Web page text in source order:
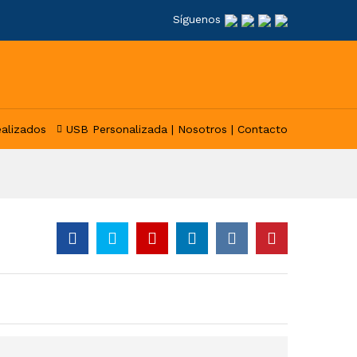
Síguenos
USB Personalizada | Nosotros | Contacto